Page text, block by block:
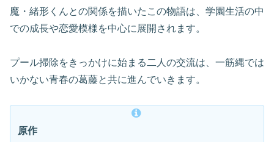
魔・緒形くんとの関係を描いたこの物語は、学園生活の中
での成長や恋愛模様を中心に展開されます。
プール掃除をきっかけに始まる二人の交流は、一筋縄では
いかない青春の葛藤と共に進んでいきます。
原作